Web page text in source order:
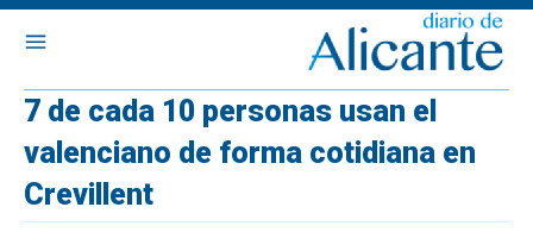
7 de cada 10 personas usan el
valenciano de forma cotidiana en
Crevillent